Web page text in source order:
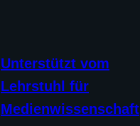
Unterstützt vom
Lehrstuhl für
Medienwissenschaft